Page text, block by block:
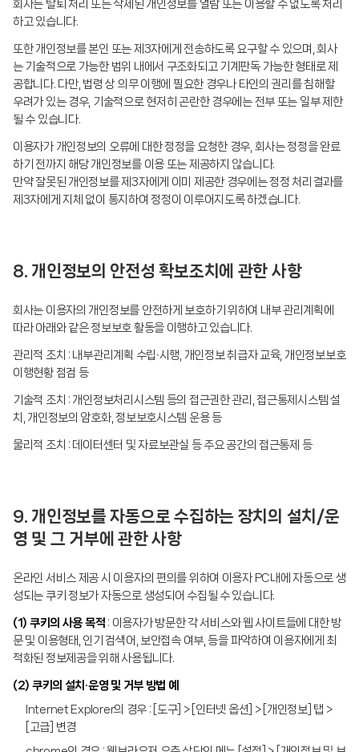
회사는 탈퇴 처리 또는 삭제된 개인정보를 열람 또는 이용할 수 없도록 처리
하고 있습니다.
또한 개인정보를 본인 또는 제3자에게 전송하도록 요구할 수 있으며, 회사
는 기술적으로 가능한 범위 내에서 구조화되고 기계판독 가능한 형태로 제
공합니다. 다만, 법령 상 의무 이행에 필요한 경우나 타인의 권리를 침해할
우려가 있는 경우, 기술적으로 현저히 곤란한 경우에는 전부 또는 일부 제한
될 수 있습니다.
이용자가 개인정보의 오류에 대한 정정을 요청한 경우, 회사는 정정을 완료
하기 전까지 해당 개인정보를 이용 또는 제공하지 않습니다.
만약 잘못된 개인정보를 제3자에게 이미 제공한 경우에는 정정 처리결과를
제3자에게 지체 없이 통지하여 정정이 이루어지도록 하겠습니다.
8. 개인정보의 안전성 확보조치에 관한 사항
회사는 이용자의 개인정보를 안전하게 보호하기 위하여 내부 관리계획에
따라 아래와 같은 정보보호 활동을 이행하고 있습니다.
관리적 조치 : 내부관리계획 수립∙시행, 개인정보 취급자 교육, 개인정보보호
이행현황 점검 등
기술적 조치 : 개인정보처리시스템 등의 접근권한 관리, 접근통제시스템 설
치, 개인정보의 암호화, 정보보호시스템 운용 등
물리적 조치 : 데이터센터 및 자료보관실 등 주요 공간의 접근통제 등
9. 개인정보를 자동으로 수집하는 장치의 설치/운
영 및 그 거부에 관한 사항
온라인 서비스 제공 시 이용자의 편의를 위하여 이용자 PC내에 자동으로 생
성되는 쿠키 정보가 자동으로 생성되어 수집될 수 있습니다.
(1) 쿠키의 사용 목적 : 이용자가 방문한 각 서비스와 웹 사이트들에 대한 방
문 및 이용형태, 인기 검색어, 보안접속 여부, 등을 파악하여 이용자에게 최
적화된 정보제공을 위해 사용됩니다.
(2) 쿠키의 설치·운영 및 거부 방법 예
Internet Explorer의 경우 : [도구] > [인터넷 옵션] > [개인정보] 탭 >
[고급] 변경